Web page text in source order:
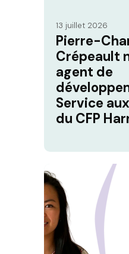
13 juillet 2026
Pierre-
Crépeault
agent de
Service
du CFP